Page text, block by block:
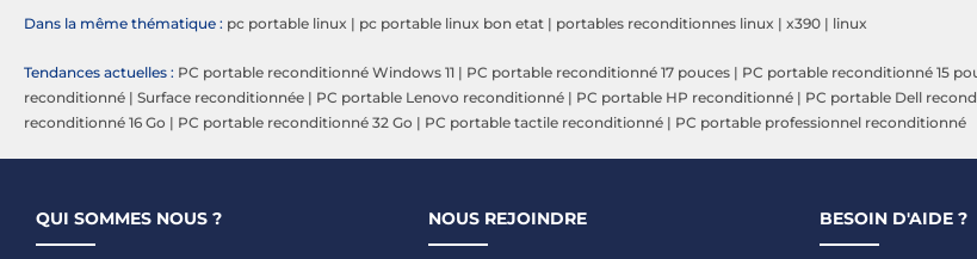
Dans la même thématique : pc portable linux | pc portable linux bon etat | portables reconditionnes linux | x390 | linux
Tendances actuelles : PC portable reconditionné Windows 11 | PC portable reconditionné 17 pouces | PC portable reconditionné 15
reconditionné | Surface reconditionnée | PC portable Lenovo reconditionné | PC portable HP reconditionné | PC portable Dell
reconditionné 16 Go | PC portable reconditionné 32 Go | PC portable tactile reconditionné | PC portable professionnel reconditionné
QUI SOMMES NOUS ? NOUS REJOINDRE BESOIN D'AIDE ?